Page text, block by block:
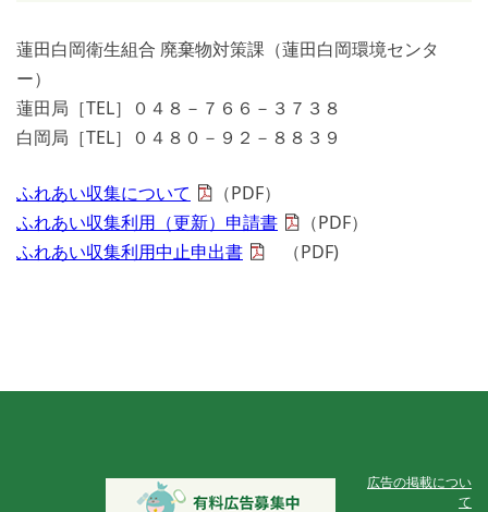
蓮田白岡衛生組合 廃棄物対策課（蓮田白岡環境センタ
ー）
蓮田局［TEL］０４８－７６６－３７３８
白岡局［TEL］０４８０－９２－８８３９
ふれあい収集について
（PDF）
ふれあい収集利用（更新）申請書
（PDF）
ふれあい収集利用中止申出書
（PDF)
広告の掲載につい
て